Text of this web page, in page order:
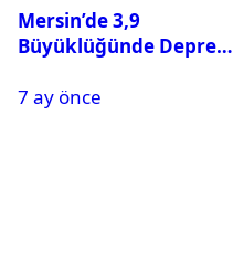
Mersin’de 3,9
Büyüklüğünde Deprem
7 ay önce